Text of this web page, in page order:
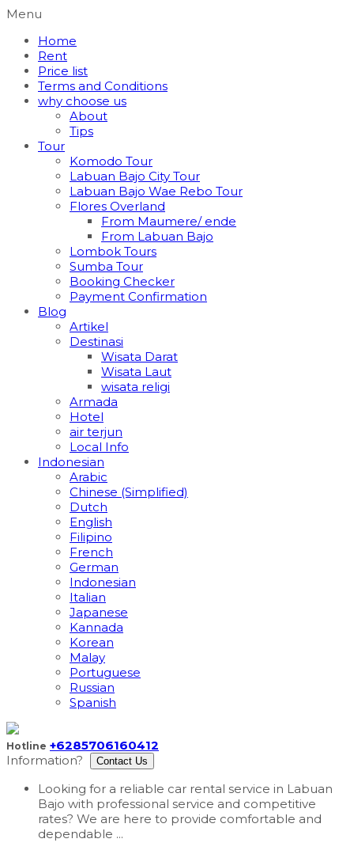
Menu
Home
Rent
Price list
Terms and Conditions
why choose us
About
Tips
Tour
Komodo Tour
Labuan Bajo City Tour
Labuan Bajo Wae Rebo Tour
Flores Overland
From Maumere/ ende
From Labuan Bajo
Lombok Tours
Sumba Tour
Booking Checker
Payment Confirmation
Blog
Artikel
Destinasi
Wisata Darat
Wisata Laut
wisata religi
Armada
Hotel
air terjun
Local Info
Indonesian
Arabic
Chinese (Simplified)
Dutch
English
Filipino
French
German
Indonesian
Italian
Japanese
Kannada
Korean
Malay
Portuguese
Russian
Spanish
Hotline +6285706160412
Information?
Contact Us
Looking for a reliable car rental service in Labuan
Bajo with professional service and competitive
rates? We are here to provide comfortable and
dependable ...